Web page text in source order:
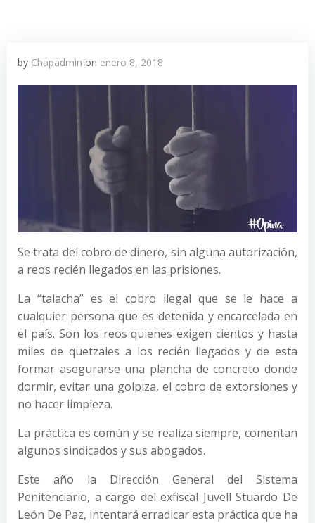
by Chapadmin on enero 8, 2018
Se trata del cobro de dinero, sin alguna autorización,
a reos recién llegados en las prisiones.
La “talacha” es el cobro ilegal que se le hace a
cualquier persona que es detenida y encarcelada en
el país. Son los reos quienes exigen cientos y hasta
miles de quetzales a los recién llegados y de esta
formar asegurarse una plancha de concreto donde
dormir, evitar una golpiza, el cobro de extorsiones y
no hacer limpieza.
La práctica es común y se realiza siempre, comentan
algunos sindicados y sus abogados.
Este año la Dirección General del Sistema
Penitenciario, a cargo del exfiscal Juvell Stuardo De
León De Paz, intentará erradicar esta práctica que ha